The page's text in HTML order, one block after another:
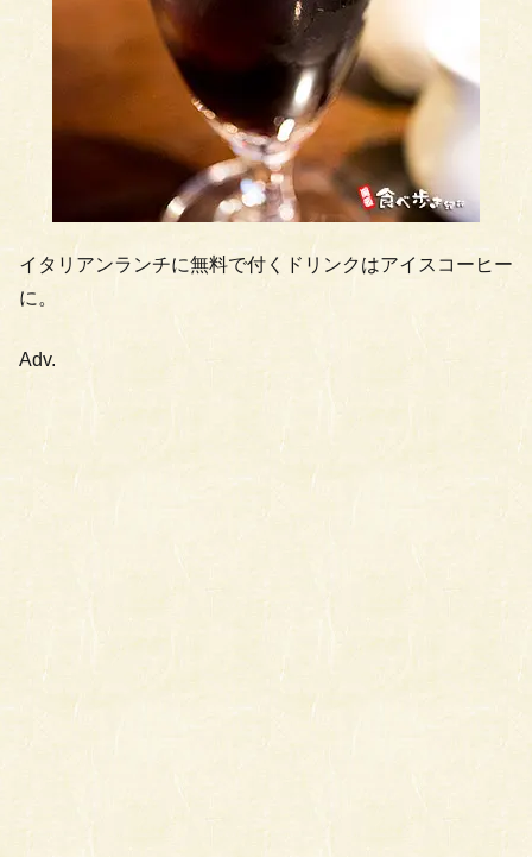
イタリアンランチに無料で付くドリンクはアイスコーヒー
に。
Adv.